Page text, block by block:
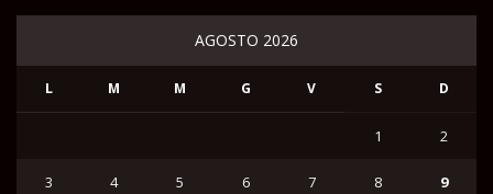
AGOSTO 2026
L M M G V S D
1 2
3 4 5 6 7 8 9